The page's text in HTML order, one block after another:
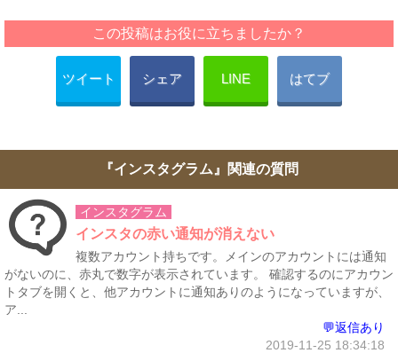
この投稿はお役に立ちましたか？
ツイート シェア LINE はてブ
『インスタグラム』関連の質問
インスタグラム
インスタの赤い通知が消えない
複数アカウント持ちです。メインのアカウントには通知
がないのに、赤丸で数字が表示されています。 確認するのにアカウン
トタブを開くと、他アカウントに通知ありのようになっていますが、
ア...
💬返信あり
2019-11-25 18:34:18